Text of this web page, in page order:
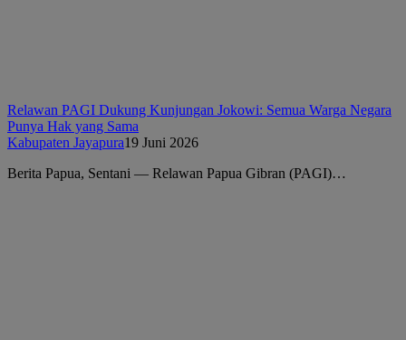
Relawan PAGI Dukung Kunjungan Jokowi: Semua Warga Negara
Punya Hak yang Sama
Kabupaten Jayapura19 Juni 2026
Berita Papua, Sentani — Relawan Papua Gibran (PAGI)…